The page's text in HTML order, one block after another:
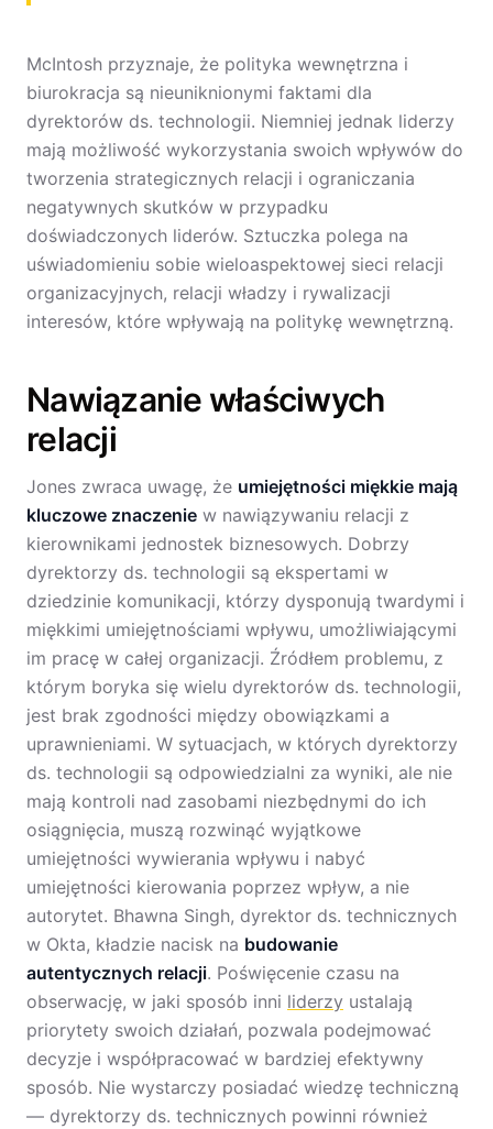
McIntosh przyznaje, że polityka wewnętrzna i
biurokracja są nieuniknionymi faktami dla
dyrektorów ds. technologii. Niemniej jednak liderzy
mają możliwość wykorzystania swoich wpływów do
tworzenia strategicznych relacji i ograniczania
negatywnych skutków w przypadku
doświadczonych liderów. Sztuczka polega na
uświadomieniu sobie wieloaspektowej sieci relacji
organizacyjnych, relacji władzy i rywalizacji
interesów, które wpływają na politykę wewnętrzną.
Nawiązanie właściwych
relacji
Jones zwraca uwagę, że umiejętności miękkie mają
kluczowe znaczenie w nawiązywaniu relacji z
kierownikami jednostek biznesowych. Dobrzy
dyrektorzy ds. technologii są ekspertami w
dziedzinie komunikacji, którzy dysponują twardymi i
miękkimi umiejętnościami wpływu, umożliwiającymi
im pracę w całej organizacji. Źródłem problemu, z
którym boryka się wielu dyrektorów ds. technologii,
jest brak zgodności między obowiązkami a
uprawnieniami. W sytuacjach, w których dyrektorzy
ds. technologii są odpowiedzialni za wyniki, ale nie
mają kontroli nad zasobami niezbędnymi do ich
osiągnięcia, muszą rozwinąć wyjątkowe
umiejętności wywierania wpływu i nabyć
umiejętności kierowania poprzez wpływ, a nie
autorytet. Bhawna Singh, dyrektor ds. technicznych
w Okta, kładzie nacisk na budowanie
autentycznych relacji. Poświęcenie czasu na
obserwację, w jaki sposób inni liderzy ustalają
priorytety swoich działań, pozwala podejmować
decyzje i współpracować w bardziej efektywny
sposób. Nie wystarczy posiadać wiedzę techniczną
— dyrektorzy ds. technicznych powinni również